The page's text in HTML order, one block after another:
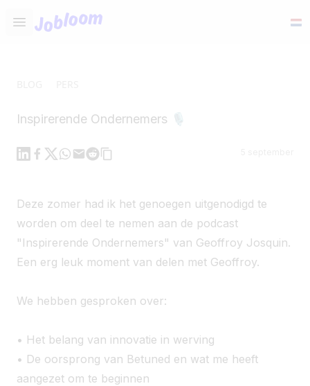
Open main menu
Jobloom
Inspirerende Ondernemers 🎙️
Linkedin
Facebook
X WhatsApp
MailReddit
Deze zomer had ik het genoegen uitgenodigd te
worden om deel te nemen aan de podcast
"Inspirerende Ondernemers" van Geoffroy Josquin.
Een erg leuk moment van delen met Geoffroy.
We hebben gesproken over:
• Het belang van innovatie in werving
• De oorsprong van Betuned en wat me heeft
aangezet om te beginnen